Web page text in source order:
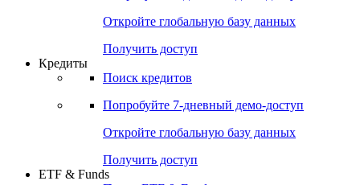
Российские IPO/SPO
Попробуйте7-дневный
Откройте глобальную базу данных
Получить доступ
Поиск кредитов
Попробуйте7-дневный